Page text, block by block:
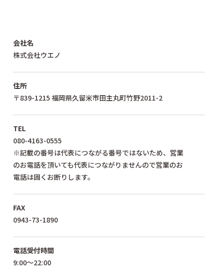
会社名
株式会社ウエノ
住所
〒839-1215 福岡県久留米市田主丸町竹野2011-2
TEL
080-4163-0555
※記載の番号は代表につながる番号ではないため、営業
のお電話を頂いても代表につながりませんので営業のお
電話は固くお断りします。
FAX
0943-73-1890
電話受付時間
9:00～22:00